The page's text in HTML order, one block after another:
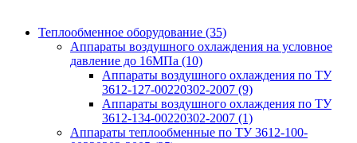
Теплообменное оборудование (35)
Аппараты воздушного охлаждения на условное
давление до 16МПа (10)
Аппараты воздушного охлаждения по ТУ
3612-127-00220302-2007 (9)
Аппараты воздушного охлаждения по ТУ
3612-134-00220302-2007 (1)
Аппараты теплообменные по ТУ 3612-100-